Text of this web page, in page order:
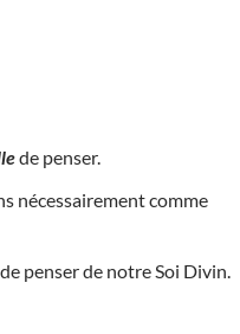
de penser.
nécessairement comme
de penser de notre Soi Divin.